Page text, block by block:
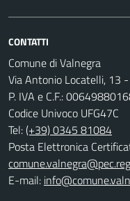
CONTATTI
Comune di Valnegra
Via Antonio Locatelli, 13
P. IVA e C.F.:
Codice Univoco UFG47C
Tel:(+39) 0345 81084
Posta Elettronica
E-mail: